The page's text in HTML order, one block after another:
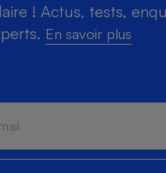
! Actus, tests,
En savoir plus